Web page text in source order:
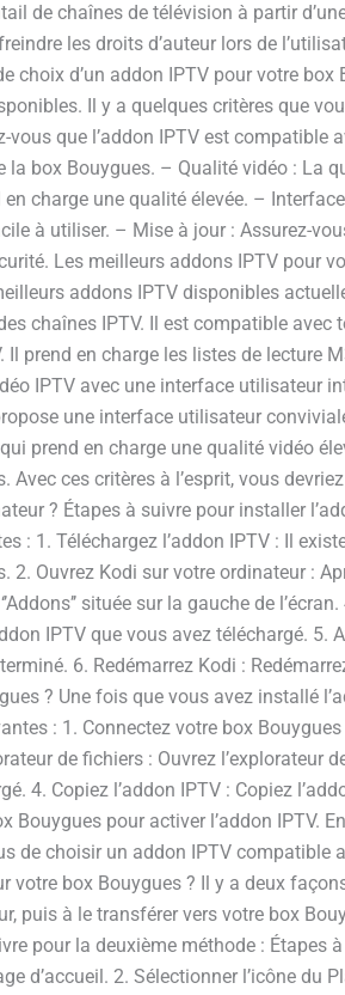
de chaînes de télévision à partir
les droits d’auteur lors de
choix d’un addon IPTV pour votre
Il y a quelques critères que
que l’addon IPTV est
box Bouygues. – Qualité vidéo : La
charge une qualité élevée. –
à utiliser. – Mise à jour : Assurez-
Les meilleurs addons IPTV pour
addons IPTV disponibles
chaînes IPTV. Il est compatible
Il prend en charge les listes de
IPTV avec une interface utilisateur
une interface utilisateur
prend en charge une qualité vidéo
Avec ces critères à l’esprit, vous
? Étapes à suivre pour installer
: 1. Téléchargez l’addon IPTV : Il
Ouvrez Kodi sur votre ordinateur :
‘’Addons’’ située sur la gauche de
IPTV que vous avez téléchargé.
6. Redémarrez Kodi :
? Une fois que vous avez installé
: 1. Connectez votre box
de fichiers : Ouvrez
4. Copiez l’addon IPTV : Copiez
Bouygues pour activer l’addon
de choisir un addon IPTV
votre box Bouygues ? Il y a deux
puis à le transférer vers votre box
pour la deuxième méthode :
d’accueil. 2. Sélectionner l’icône du